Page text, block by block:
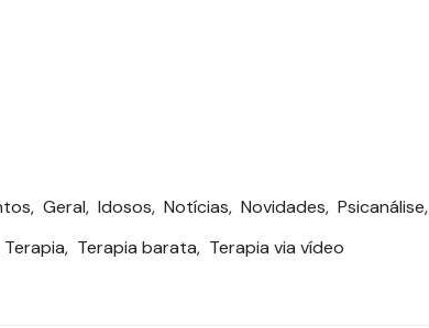
, Geral, Idosos, Notícias, Novidades, Psicanálise,
Terapia, Terapia barata, Terapia via vídeo